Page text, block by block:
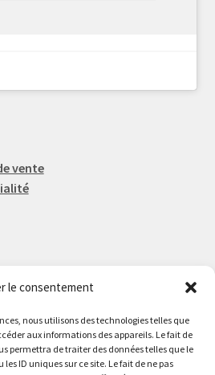
le consentement
nous utilisons des technologies telles que
aux informations des appareils. Le fait de
permettra de traiter des données telles que le
ID uniques sur ce site. Le fait de ne pas
vente